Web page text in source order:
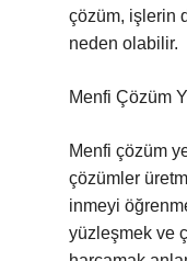
çözüm, işlerin
neden olabilir.
Menfi Çözüm
Menfi çözüm
çözümler
inmeyi
yüzleşmek ve